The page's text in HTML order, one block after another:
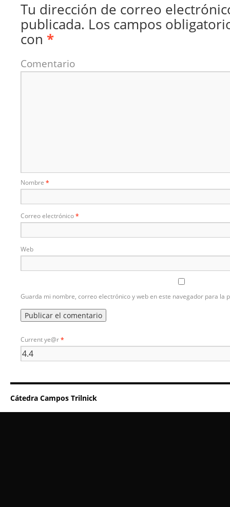
Tu dirección de correo
publicada. Los campos
con *
Comentario
Nombre *
Correo electrónico*
Web
Guarda mi nombre, correo electrónico y web en este navegador para la
Current ye@r*
Cátedra Campos Trilnick